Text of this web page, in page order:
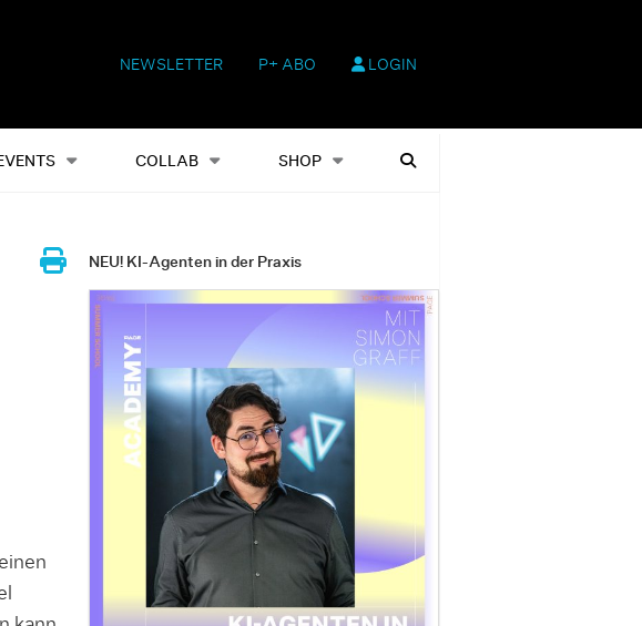
NEWSLETTER P+ ABO LOGIN
COLLAB SHOP
Events Shop Heftausgaben Suchen
NEU! KI-Agenten in der Praxis